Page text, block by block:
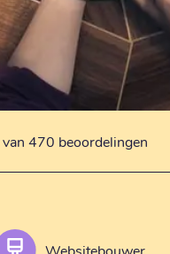
470 beoordelingen
Websitebouwer